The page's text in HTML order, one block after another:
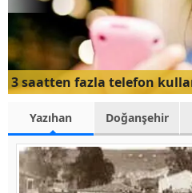
3 saatten fazla telefon
Yazıhan Doğanşehir